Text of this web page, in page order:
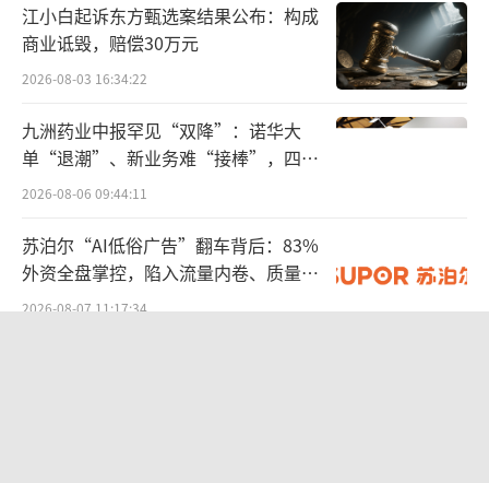
今年以来，银行业聚焦金融五篇大文章，
持续加大对实体经济的支持力度。在三季报
中，多家银行披露加大对科技创新、普惠信贷
等重点领域的信贷投放。
设银行、农业银行、中国银行四大行新增贷款
规模均超万亿元，截至报告期末，工商银行客
户贷款及垫款总额（不含应计利息）28.1万亿
江小白起诉东方甄选案结果公布：构成
商业诋毁，赔偿30万元
2026-08-03 16:34:22
九洲药业中报罕见“双降”：诺华大
单“退潮”、新业务难“接棒”，四大
难关待闯
2026-08-06 09:44:11
苏泊尔“AI低俗广告”翻车背后：83%
外资全盘掌控，陷入流量内卷、质量频
发的负循环
2026-08-07 11:17:34